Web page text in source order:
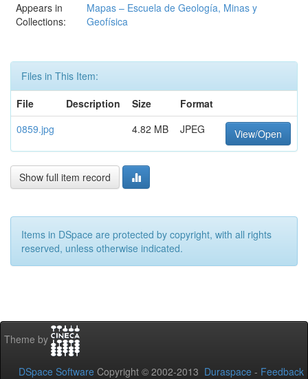
Appears in
Collections:
Mapas – Escuela de Geología, Minas y
Geofísica
Files in This Item:
File
Description Size
Format
0859.jpg
4.82 MB JPEG View/Open
Show full item record
Items in DSpace are protected by copyright, with all rights
reserved, unless otherwise indicated.
Theme by
DSpace Software Copyright © 2002-2013 Duraspace - Feedback